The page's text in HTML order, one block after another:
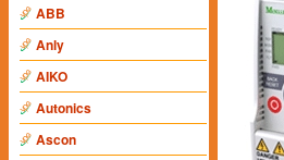
ABB
Anly
AIKO
Autonics
Ascon